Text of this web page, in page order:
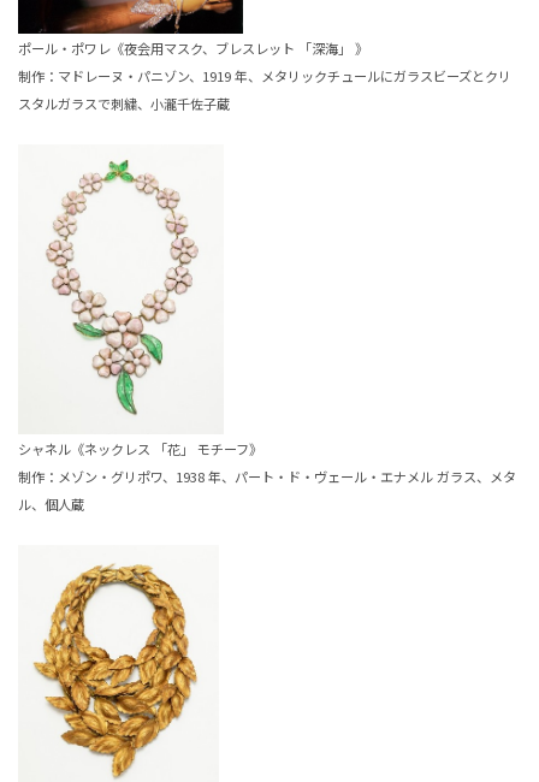
ポール・ポワレ《夜会用マスク、ブレスレット 「深海」 》
制作：マドレーヌ・パニゾン、1919 年、メタリックチュールにガラスビーズとクリ
スタルガラスで刺繍、小瀧千佐子蔵
シャネル《ネックレス 「花」 モチーフ》
制作：メゾン・グリポワ、1938 年、パート・ド・ヴェール・エナメル ガラス、メタ
ル、個人蔵